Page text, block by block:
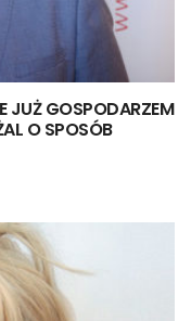
JUŻ GOSPODARZEM
O SPOSÓB